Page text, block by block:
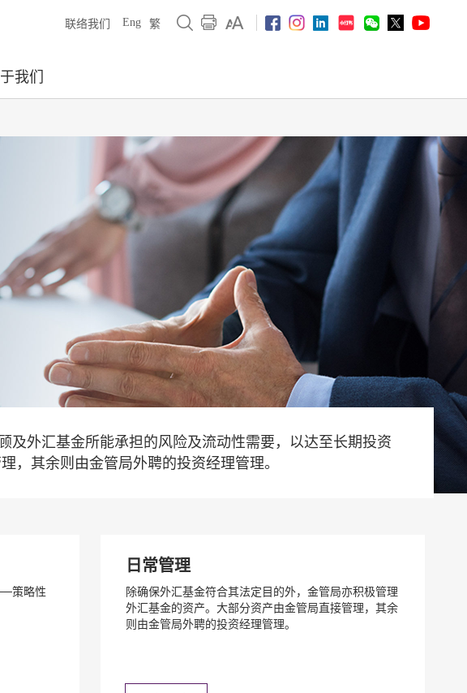
联络我们 Eng 繁
我们
外汇基金所能承担的风险及流动性需要，以达至长期投资
，其余则由金管局外聘的投资经理管理。
策略性
日常管理
除确保外汇基金符合其法定目的外，金管局亦积极管理
外汇基金的资产。大部分资产由金管局直接管理，其余
则由金管局外聘的投资经理管理。